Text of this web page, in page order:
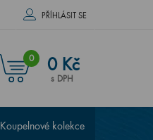
PŘÍHLÁSIT SE
0 0 Kč
s DPH
Koupelnové kolekce